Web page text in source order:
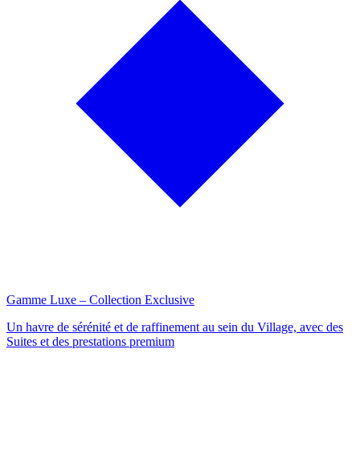
Gamme Luxe – Collection Exclusive
Un havre de sérénité et de raffinement au sein du Village, avec des
Suites et des prestations premium